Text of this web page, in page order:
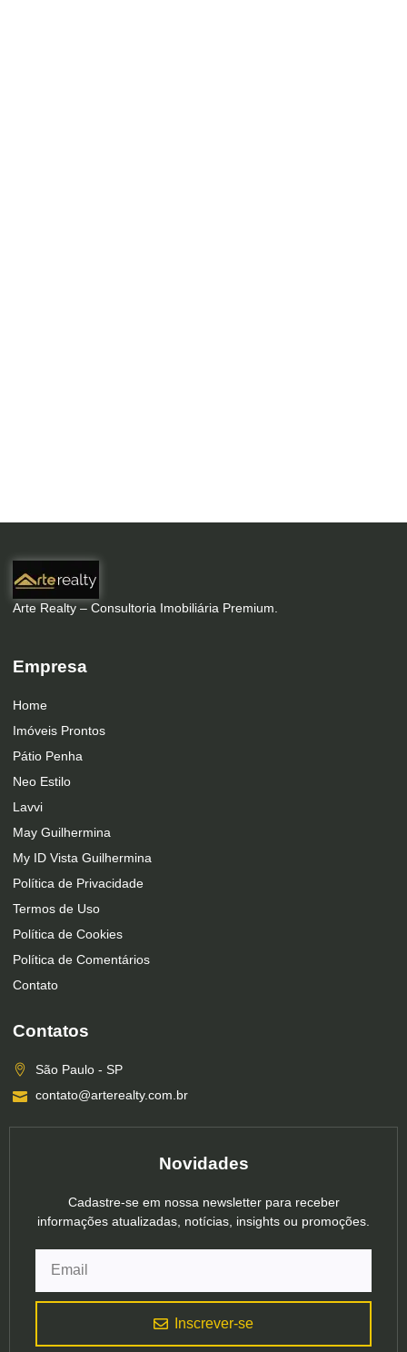
Arte Realty – Consultoria Imobiliária Premium.
Empresa
Home
Imóveis Prontos
Pátio Penha
Neo Estilo
Lavvi
May Guilhermina
My ID Vista Guilhermina
Política de Privacidade
Termos de Uso
Política de Cookies
Política de Comentários
Contato
Contatos
São Paulo - SP
contato@arterealty.com.br
Novidades
Cadastre-se em nossa newsletter para receber
informações atualizadas, notícias, insights ou promoções.
Inscrever-se